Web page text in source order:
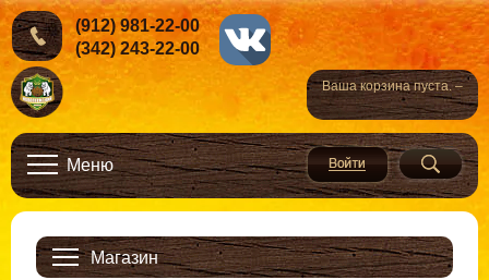
Ваша корзина пуста. –
(912) 981-22-00
(342) 243-22-00
Меню
Магазин